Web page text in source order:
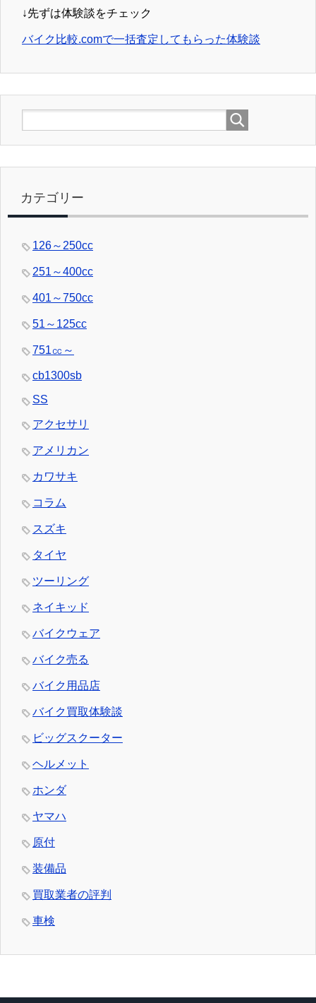
↓先ずは体験談をチェック
バイク比較.comで一括査定してもらった体験談
カテゴリー
126～250cc
251～400cc
401～750cc
51～125cc
751㏄～
cb1300sb
SS
アクセサリ
アメリカン
カワサキ
コラム
スズキ
タイヤ
ツーリング
ネイキッド
バイクウェア
バイク売る
バイク用品店
バイク買取体験談
ビッグスクーター
ヘルメット
ホンダ
ヤマハ
原付
装備品
買取業者の評判
車検